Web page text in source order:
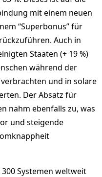
mit einem neuen
“Superbonus” für
Auch in
Staaten (+ 19 %)
während der
und in solare
Der Absatz für
nahm ebenfalls zu, was
und steigende
Systemen weltweit